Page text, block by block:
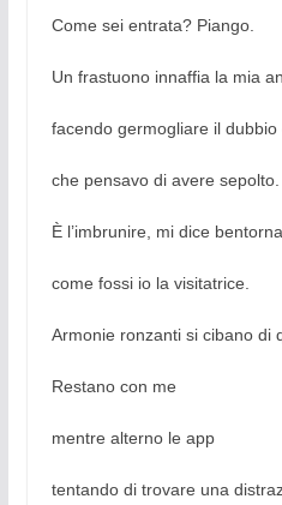
Come sei entrata? Piango.
Un frastuono innaffia la mia
facendo germogliare il
che pensavo di avere sepolto.
È l’imbrunire, mi dice
come fossi io la visitatrice.
Armonie ronzanti si cibano di
Restano con me
mentre alterno le app
tentando di trovare una